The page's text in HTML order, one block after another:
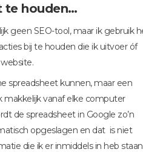
te houden…
geen SEO-tool, maar ik gebruik
bij te houden die ik uitvoer óf
spreadsheet kunnen, maar een
makkelijk vanaf elke computer
de spreadsheet in Google zo’n
opgeslagen en dat is niet
die ik er inmiddels in heb